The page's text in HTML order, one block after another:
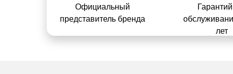
Официальный
представитель бренда
лет